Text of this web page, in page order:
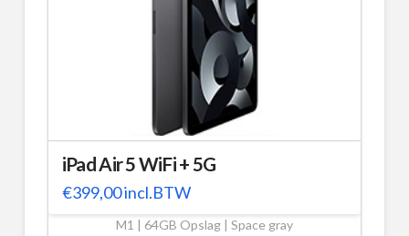
iPad Air 5 WiFi + 5G
€399,00incl.BTW
M1 | 64GB Opslag | Space gray